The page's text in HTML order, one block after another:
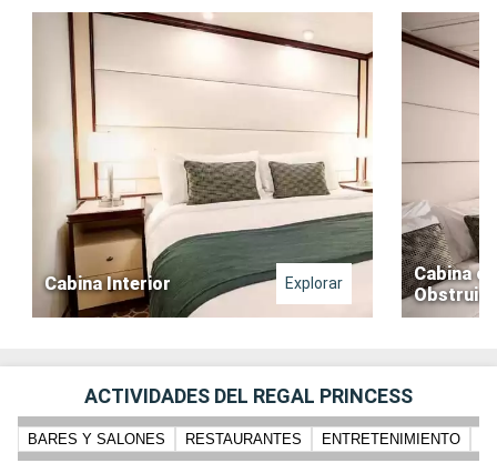
Cabina Interior Explorar
Cabina
ACTIVIDADES DEL REGAL PRINCESS
BARES Y SALONES RESTAURANTES ENTRETENIMIENTO